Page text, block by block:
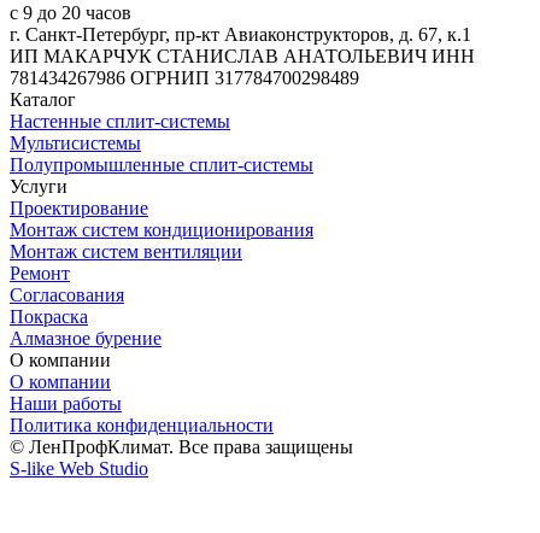
с 9 до 20 часов
г. Санкт-Петербург, пр-кт Авиаконструкторов, д. 67, к.1
ИП МАКАРЧУК СТАНИСЛАВ АНАТОЛЬЕВИЧ ИНН
781434267986 ОГРНИП 317784700298489
Каталог
Настенные сплит-системы
Мультисистемы
Полупромышленные сплит-системы
Услуги
Проектирование
Монтаж систем кондиционирования
Монтаж систем вентиляции
Ремонт
Согласования
Покраска
Алмазное бурение
О компании
О компании
Наши работы
Политика конфиденциальности
© ЛенПрофКлимат. Все права защищены
S-like Web Studio